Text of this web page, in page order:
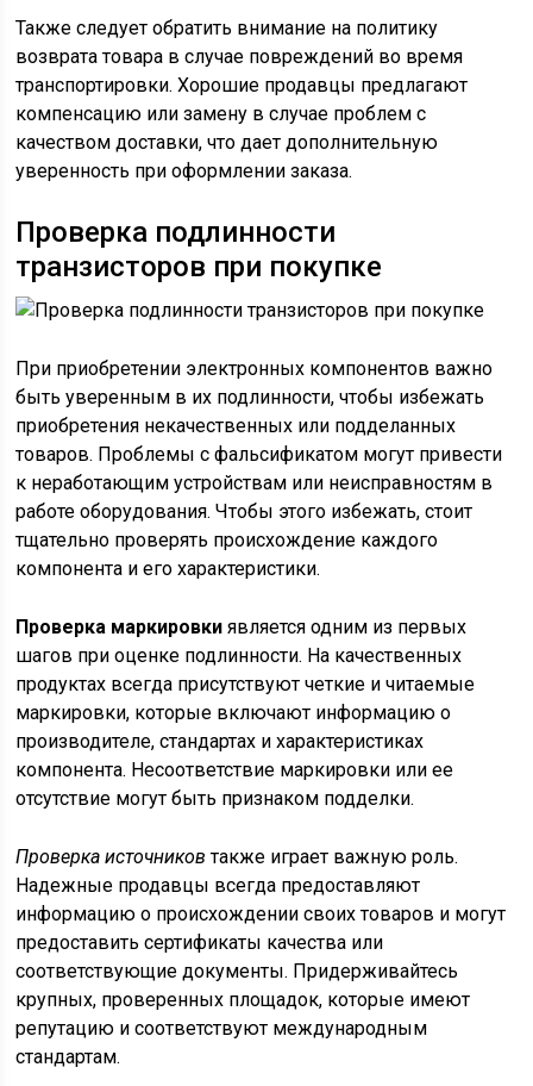
Также следует обратить внимание на политику
возврата товара в случае повреждений во время
транспортировки. Хорошие продавцы предлагают
компенсацию или замену в случае проблем с
качеством доставки, что дает дополнительную
уверенность при оформлении заказа.
Проверка подлинности
транзисторов при покупке
При приобретении электронных компонентов важно
быть уверенным в их подлинности, чтобы избежать
приобретения некачественных или подделанных
товаров. Проблемы с фальсификатом могут привести
к неработающим устройствам или неисправностям в
работе оборудования. Чтобы этого избежать, стоит
тщательно проверять происхождение каждого
компонента и его характеристики.
Проверка маркировки является одним из первых
шагов при оценке подлинности. На качественных
продуктах всегда присутствуют четкие и читаемые
маркировки, которые включают информацию о
производителе, стандартах и характеристиках
компонента. Несоответствие маркировки или ее
отсутствие могут быть признаком подделки.
Проверка источников также играет важную роль.
Надежные продавцы всегда предоставляют
информацию о происхождении своих товаров и могут
предоставить сертификаты качества или
соответствующие документы. Придерживайтесь
крупных, проверенных площадок, которые имеют
репутацию и соответствуют международным
стандартам.